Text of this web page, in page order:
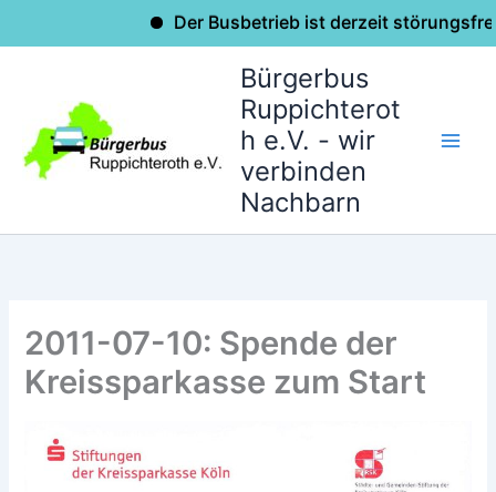
Der Busbetrieb ist derzeit störungsfrei.
Bürgerbus
Ruppichterot
h e.V. - wir
verbinden
Nachbarn
2011-07-10: Spende der
Kreissparkasse zum Start